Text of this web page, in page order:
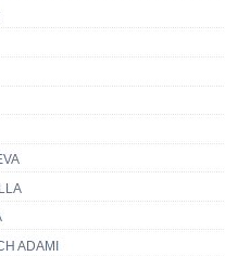
ADAMI